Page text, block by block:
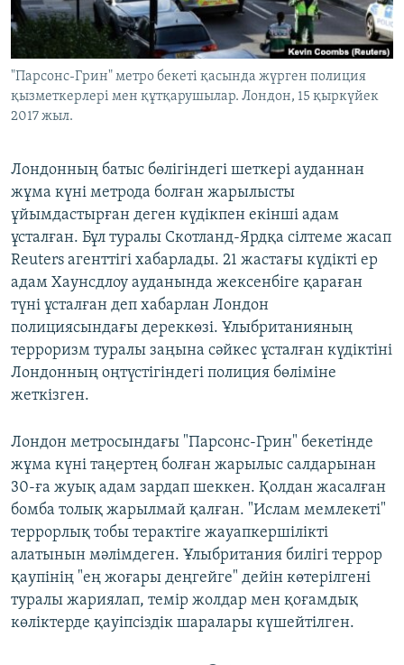
ЖАЗЫЛЫҢЫЗ
Басқа тілдерде
"Парсонс-Грин" метро бекеті қасында жүрген полиция
қызметкерлері мен құтқарушылар. Лондон, 15 қыркүйек
2017 жыл.
Лондонның батыс бөлігіндегі шеткері ауданнан
жұма күні метрода болған жарылысты
ұйымдастырған деген күдікпен екінші адам
ұсталған. Бұл туралы Скотланд-Ярдқа сілтеме жасап
Reuters агенттігі хабарлады. 21 жастағы күдікті ер
адам Хаунсдлоу ауданында жексенбіге қараған
түні ұсталған деп хабарлан Лондон
полициясындағы дереккөзі. Ұлыбританияның
терроризм туралы заңына сәйкес ұсталған күдіктіні
Лондонның оңтүстігіндегі полиция бөліміне
жеткізген.
Лондон метросындағы "Парсонс-Грин" бекетінде
жұма күні таңертең болған жарылыс салдарынан
30-ға жуық адам зардап шеккен. Қолдан жасалған
бомба толық жарылмай қалған. "Ислам мемлекеті"
террорлық тобы терактіге жауапкершілікті
алатынын мәлімдеген. Ұлыбритания билігі террор
қаупінің "ең жоғары деңгейге" дейін көтерілгені
туралы жариялап, темір жолдар мен қоғамдық
көліктерде қауіпсіздік шаралары күшейтілген.